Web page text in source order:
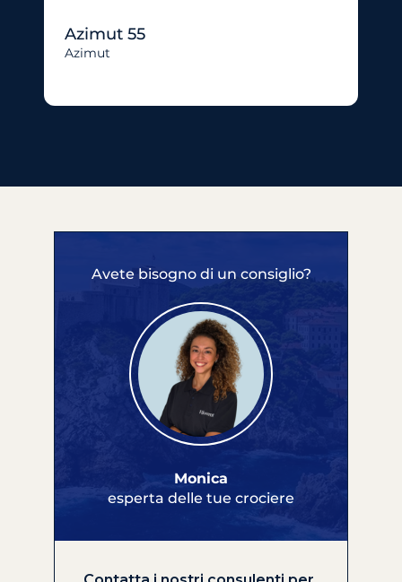
Azimut 55
Azimut
Avete bisogno di un consiglio?
Monica
esperta delle tue crociere